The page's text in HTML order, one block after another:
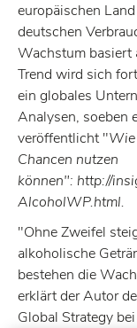
europäischen
deutschen
Wachstum basiert
Trend wird sich
ein globales
Analysen, soeben
veröffentlicht "
Chancen nutzen
können": http://
AlcoholWP.html.
"Ohne Zweifel
alkoholische
bestehen die
erklärt der Autor
Global Strategy